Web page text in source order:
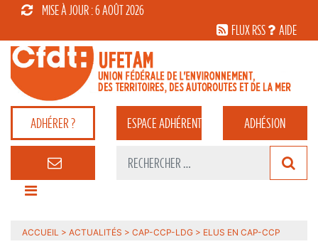
MISE À JOUR : 6 AOÛT 2026
FLUX RSS
AIDE
ADHÉRER ? ESPACEADHÉRENT ADHÉSION
ACCUEIL > ACTUALITÉS > CAP-CCP-LDG > ELUS EN CAP-CCP